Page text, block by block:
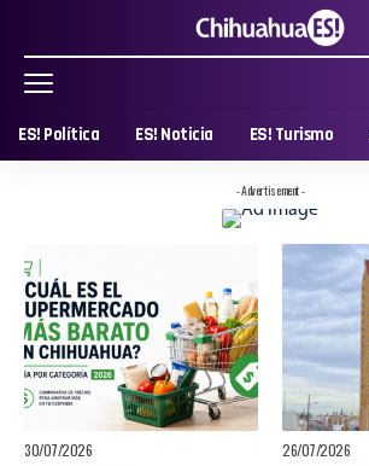
ES! Política ES! Noticia ES! Turismo
- Advertisement -
30/07/2026 26/07/2026